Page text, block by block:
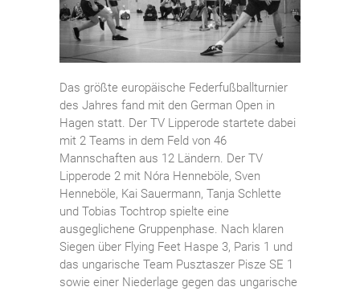
Das größte europäische Federfußballturnier
des Jahres fand mit den German Open in
Hagen statt. Der TV Lipperode startete dabei
mit 2 Teams in dem Feld von 46
Mannschaften aus 12 Ländern. Der TV
Lipperode 2 mit Nóra Henneböle, Sven
Henneböle, Kai Sauermann, Tanja Schlette
und Tobias Tochtrop spielte eine
ausgeglichene Gruppenphase. Nach klaren
Siegen über Flying Feet Haspe 3, Paris 1 und
das ungarische Team Pusztaszer Pisze SE 1
sowie einer Niederlage gegen das ungarische